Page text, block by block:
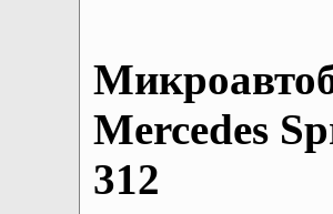
Mеrcedes
312